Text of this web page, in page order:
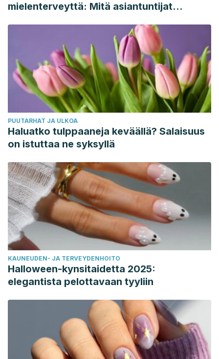
mielenterveyttä: Mitä asiantuntijat
PUUTARHAT JA ULKOA
Haluatko tulppaaneja keväällä? Salaisuus
on istuttaa ne syksyllä
KAUNEUDEN- JA TERVEYDENHOITO
Halloween-kynsitaidetta 2025:
elegantista pelottavaan tyyliin